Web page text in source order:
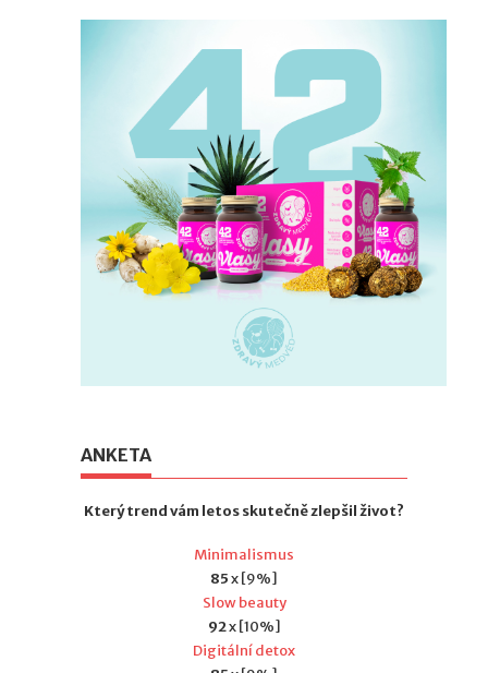
ANKETA
Který trend vám letos skutečně zlepšil život?
Minimalismus
85x [9%]
Slow beauty
92x [10%]
Digitální detox